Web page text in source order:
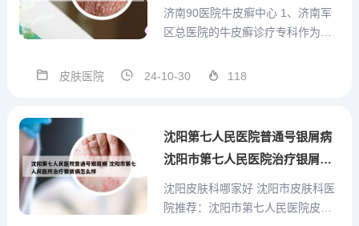
济南90医院牛皮癣中心 1、济南军
区总医院的牛皮癣诊疗专科作为医
病患者提供专业服务。这里的专家
其中包括医学博士、博士生导师以
皮肤医院 24-10-30 118
沈阳第七人民医院普通号银屑病
沈阳市第七人民医院治疗银屑病
怎么样
沈阳皮肤科哪家好 沈阳市皮肤科医
院推荐：沈阳市第七人民医院皮肤